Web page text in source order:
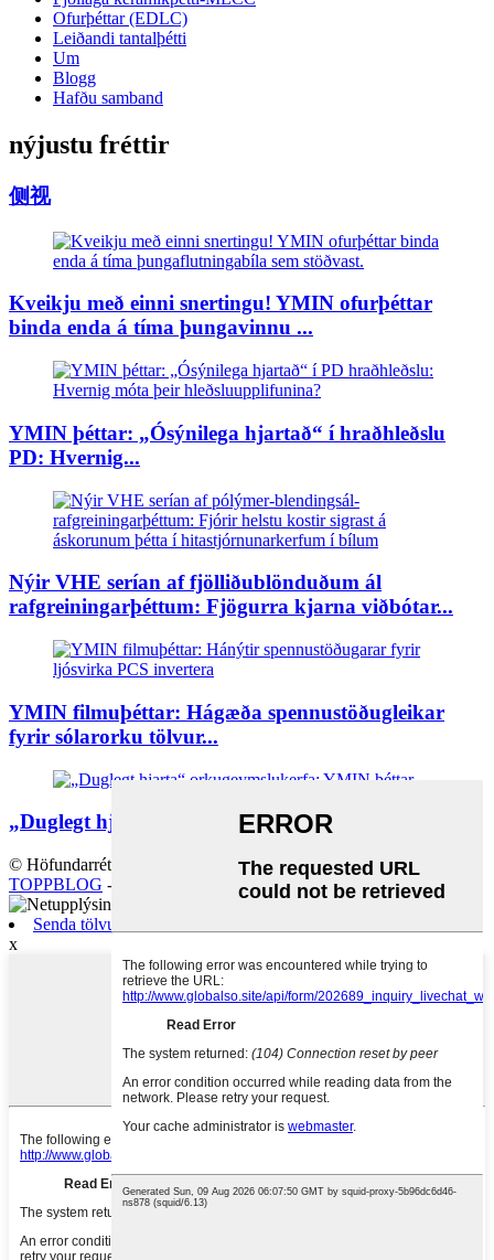
Ofurþéttar (EDLC)
Leiðandi tantalþétti
Um
Blogg
Hafðu samband
nýjustu fréttir
侧视
Kveikju með einni snertingu! YMIN ofurþéttar
binda enda á tíma þungavinnu ...
YMIN þéttar: „Ósýnilega hjartað“ í hraðhleðslu
PD: Hvernig...
Nýir VHE serían af fjölliðublönduðum ál
rafgreiningarþéttum: Fjögurra kjarna viðbótar...
YMIN filmuþéttar: Hágæða spennustöðugleikar
fyrir sólarorku tölvur...
„Duglegt hjarta“ orkugeymslukerfa: YMIN þéttar
© Höfundarréttur - 2010-2023: Allur réttur áskilinn. Veftré
TOPPBLOG -
Senda tölvupóst
x